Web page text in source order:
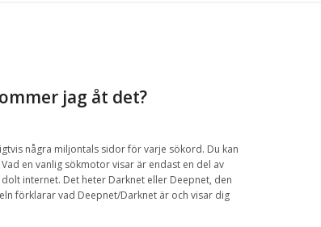
jag åt det?
några miljontals sidorför varje sökord. Du kan
Vad en vanlig sökmotor visar är endast en del av
internet. Det heter Darknet eller Deepnet, den
förklararvad Deepnet/Darknet är och visar dig